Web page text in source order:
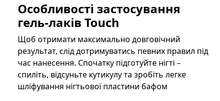
Особливості застосування
гель-лаків Touch
Щоб отримати максимально довговічний
результат, слід дотримуватись певних правил під
час нанесення. Спочатку підготуйте нігті –
спиліть, відсуньте кутикулу та зробіть легке
шліфування нігтьової пластини бафом